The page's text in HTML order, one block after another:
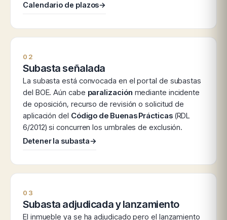
Calendario de plazos→
02
Subasta señalada
La subasta está convocada en el portal de subastas
del BOE. Aún cabe paralización mediante incidente
de oposición, recurso de revisión o solicitud de
aplicación del Código de Buenas Prácticas(RDL
6/2012) si concurren los umbrales de exclusión.
Detener la subasta→
03
Subasta adjudicada y lanzamiento
El inmueble ya se ha adjudicado pero el lanzamiento